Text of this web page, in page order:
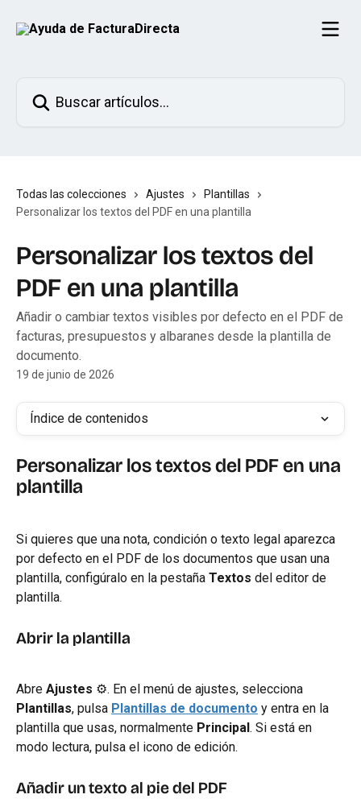
Todas las colecciones Ajustes
Plantillas
Personalizar los textos del PDF en una plantilla
Personalizar los textos del
PDF en una plantilla
Añadir o cambiar textos visibles por defecto en el PDF de
facturas, presupuestos y albaranes desde la plantilla de
documento.
19 de junio de 2026
Índice de contenidos
Personalizar los textos del PDF en una
plantilla
Si quieres que una nota, condición o texto legal aparezca
por defecto en el PDF de los documentos que usan una
plantilla, configúralo en la pestaña Textos del editor de
plantilla.
Abrir la plantilla
Abre Ajustes ⚙️. En el menú de ajustes, selecciona
Plantillas, pulsa Plantillas de documento y entra en la
plantilla que usas, normalmente Principal . Si está en
modo lectura, pulsa el icono de edición.
Añadir un texto al pie del PDF